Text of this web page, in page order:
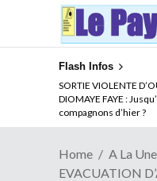
Flash Infos
SORTIE VIOLENTE
DIOMAYE FAYE :
compagnons d’hier ?
Home
A La Une
EVACUATION